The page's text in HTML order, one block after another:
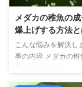
メダカの稚魚の
爆上げする方法
こんな悩みを解決し
事の内容 メダカの稚